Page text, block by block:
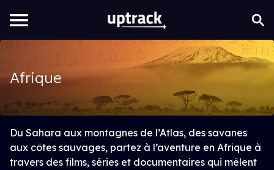
Afrique
Du Sahara aux montagnes de l’Atlas, des savanes
aux côtes sauvages, partez à l’aventure en Afrique à
travers des films, séries et documentaires qui mêlent